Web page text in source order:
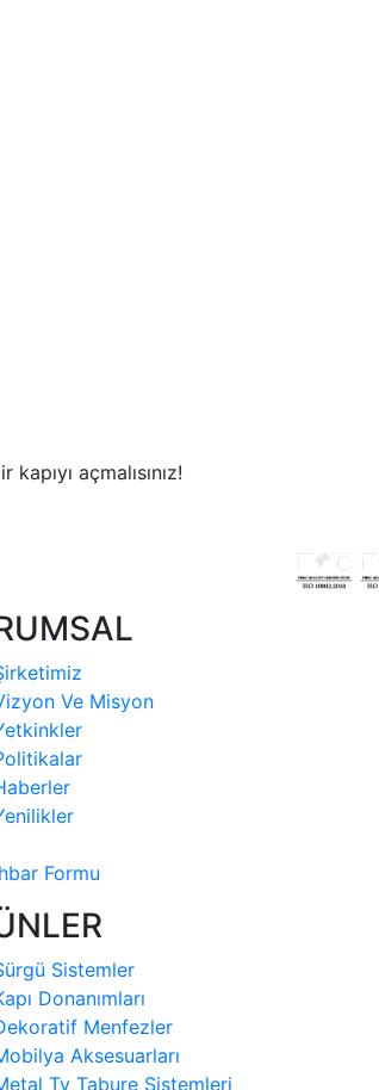
açmalısınız!
Ve Misyon
Formu
Sistemler
Donanımları
Menfezler
Aksesuarları
Tv Tabure Sistemleri